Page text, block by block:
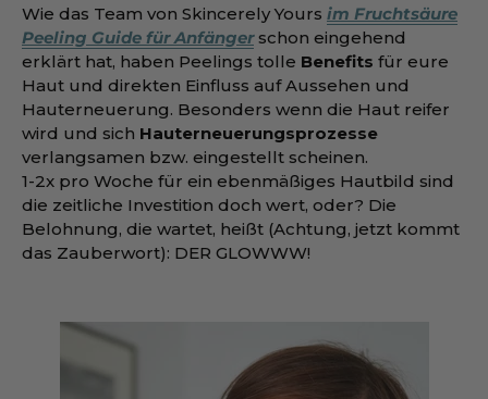
Wie das Team von Skincerely Yours im Fruchtsäure
Peeling Guide für Anfängerschon eingehend
erklärt hat, haben Peelings tolle Benefits für eure
Haut und direkten Einfluss auf Aussehen und
Hauterneuerung. Besonders wenn die Haut reifer
wird und sich Hauterneuerungsprozesse
verlangsamen bzw. eingestellt scheinen.
1-2x pro Woche für ein ebenmäßiges Hautbild sind
die zeitliche Investition doch wert, oder? Die
Belohnung, die wartet, heißt (Achtung, jetzt kommt
das Zauberwort): DER GLOWWW!